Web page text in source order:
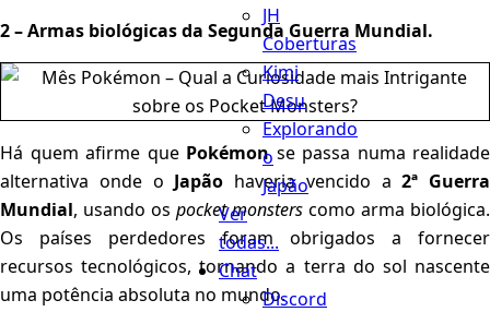
JH
Coberturas
Kimi
Desu
Explorando
o
Japão
Ver
todas...
Chat
Discord
2 – Armas biológicas da Segunda Guerra Mundial.
Há quem afirme que Pokémonse passa numa realidade
alternativa onde o Japão haveria vencido a2ª Guerra
Mundial, usando os pocket monsters como arma biológica.
Os países perdedores foram obrigados a fornecer
recursos tecnológicos, tornando a terra do sol nascente
uma potência absoluta no mundo.